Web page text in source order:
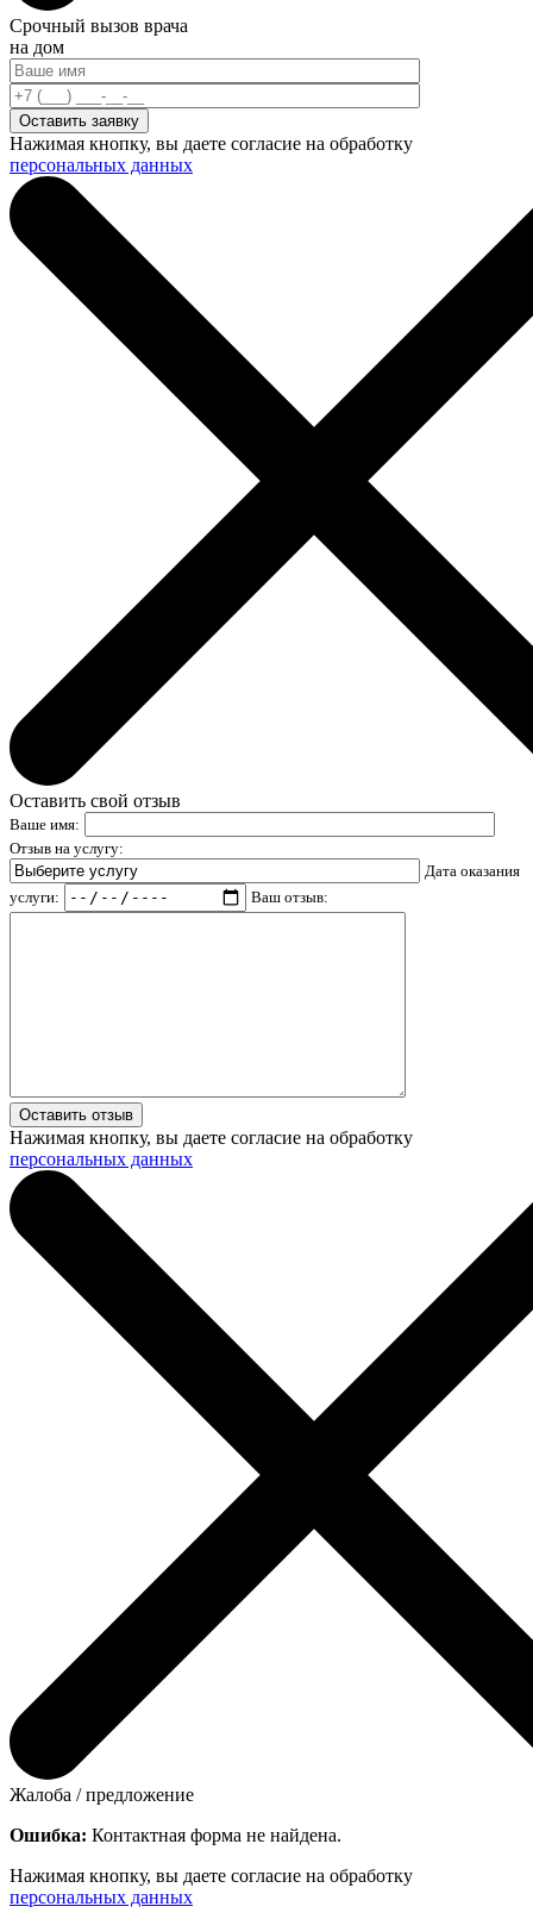
Срочный вызов врача
на дом
Нажимая кнопку, вы даете согласие на обработку
персональных данных
Оставить свой отзыв
Ваше имя:
Отзыв на услугу:
Дата оказания
услуги:
Ваш отзыв:
Нажимая кнопку, вы даете согласие на обработку
персональных данных
Жалоба / предложение
Ошибка: Контактная форма не найдена.
Нажимая кнопку, вы даете согласие на обработку
персональных данных